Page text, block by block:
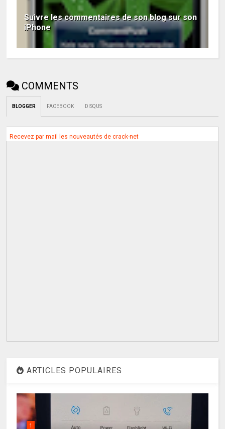
Suivre les commentaires de son blog sur son
iPhone
COMMENTS
BLOGGER FACEBOOK DISQUS
Recevez par mail les nouveautés de crack-net
ARTICLES POPULAIRES
1